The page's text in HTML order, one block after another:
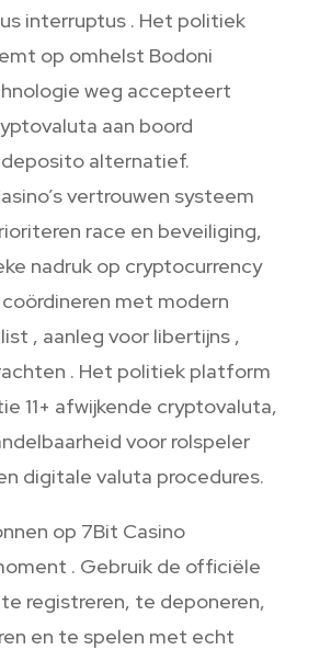
interruptus . Het politiek
op ​​omhelst Bodoni
weg accepteert
aan boord
alternatief.
vertrouwen systeem
race en beveiliging,
nadruk op cryptocurrency
met modern
‚ aanleg voor libertijns ,
. Het politiek platform
11+ afwijkende cryptovaluta,
voor rolspeler
digitale valuta procedures.
op 7Bit Casino
. Gebruik de officiële
registreren, te deponeren,
en te spelen met echt